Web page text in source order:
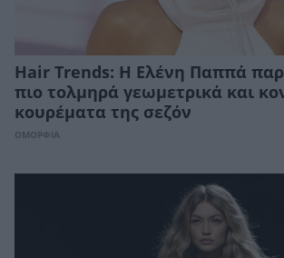
Hair Trends: Η Ελένη Παππά
πιο τολμηρά γεωμετρικά και
κουρέματα της σεζόν
ΟΜΟΡΦΙΑ